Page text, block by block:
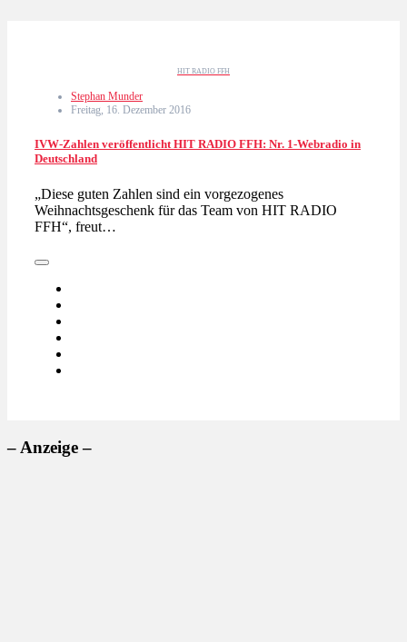
HIT RADIO FFH
Stephan Munder
Freitag, 16. Dezember 2016
IVW-Zahlen veröffentlicht HIT RADIO FFH: Nr. 1-Webradio in
Deutschland
„Diese guten Zahlen sind ein vorgezogenes
Weihnachtsgeschenk für das Team von HIT RADIO
FFH“, freut…
– Anzeige –